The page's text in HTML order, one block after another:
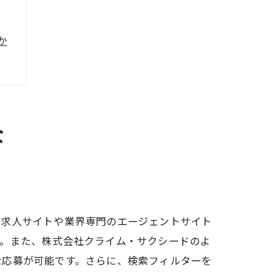
人サイトや業界専門のエージェントサイト
また、株式会社クライム・サクシードのよ
募が可能です。さらに、検索フィルターを